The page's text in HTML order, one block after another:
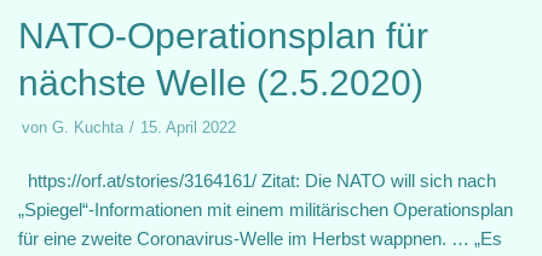
NATO-Operationsplan für
nächste Welle (2.5.2020)
von G. Kuchta 15. April 2022
https://orf.at/stories/3164161/ Zitat: Die NATO will sich nach
„Spiegel“-Informationen mit einem militärischen Operationsplan
für eine zweite Coronavirus-Welle im Herbst wappnen. … „Es